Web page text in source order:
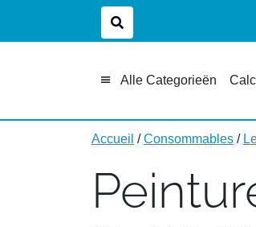
Alle Categorieën
Accueil /Consommables /